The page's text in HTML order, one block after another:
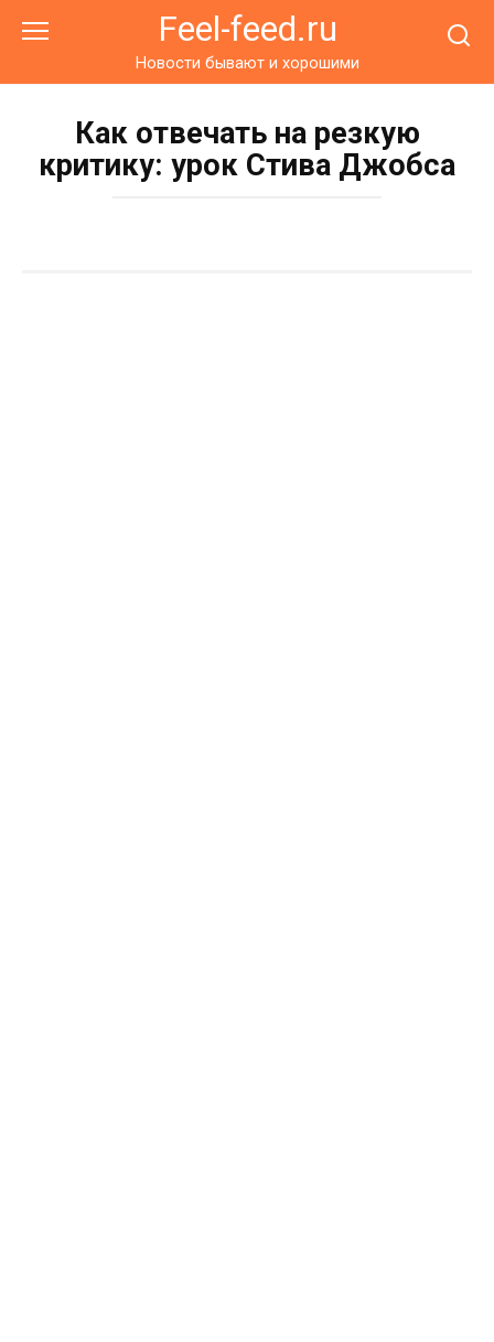
Feel-feed.ru
Новости бывают и хорошими
Как отвечать на резкую
критику: урок Стива Джобса